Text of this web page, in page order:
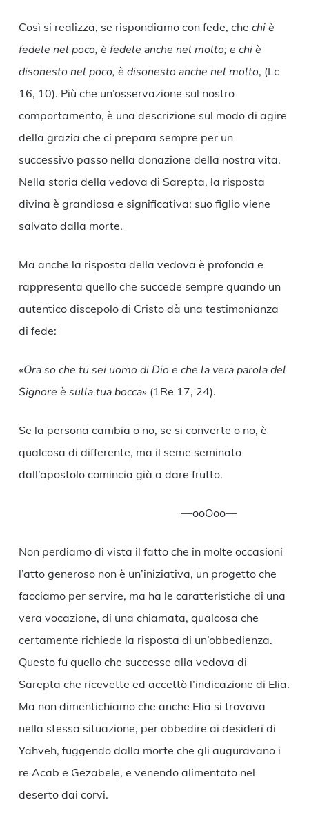
Così si realizza, se rispondiamo con fede, che chi è
fedele nel poco, è fedele anche nel molto; e chi è
disonesto nel poco, è disonesto anche nel molto, (Lc
16, 10). Più che un’osservazione sul nostro
comportamento, è una descrizione sul modo di agire
della grazia che ci prepara sempre per un
successivo passo nella donazione della nostra vita.
Nella storia della vedova di Sarepta, la risposta
divina è grandiosa e significativa: suo figlio viene
salvato dalla morte.
Ma anche la risposta della vedova è profonda e
rappresenta quello che succede sempre quando un
autentico discepolo di Cristo dà una testimonianza
di fede:
«Ora so che tu sei uomo di Dio e che la vera parola del
Signore è sulla tua bocca» (1Re 17, 24).
Se la persona cambia o no, se si converte o no, è
qualcosa di differente, ma il seme seminato
dall’apostolo comincia già a dare frutto.
—ooOoo—
Non perdiamo di vista il fatto che in molte occasioni
l’atto generoso non è un’iniziativa, un progetto che
facciamo per servire, ma ha le caratteristiche di una
vera vocazione, di una chiamata, qualcosa che
certamente richiede la risposta di un’obbedienza.
Questo fu quello che successe alla vedova di
Sarepta che ricevette ed accettò l’indicazione di Elia.
Ma non dimentichiamo che anche Elia si trovava
nella stessa situazione, per obbedire ai desideri di
Yahveh, fuggendo dalla morte che gli auguravano i
re Acab e Gezabele, e venendo alimentato nel
deserto dai corvi.